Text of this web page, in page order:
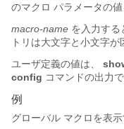
のマクロ パラメータの
macro-name を入力する
トリは大文字と小文字が
ユーザ定義の値は、
config コマンドの出力
例
グローバル マクロを表